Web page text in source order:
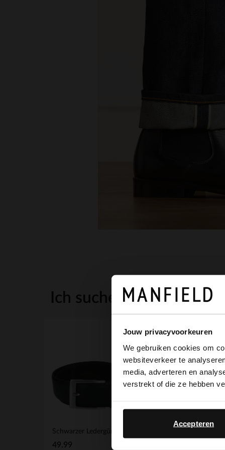
Jouw privacyvoorkeuren
We gebruiken cookies om
websiteverkeer te
media, adverteren en
verstrekt of die ze hebben
Accepteren
Ich suche es für Sie
Schwarzer Ledergürtel
49.99